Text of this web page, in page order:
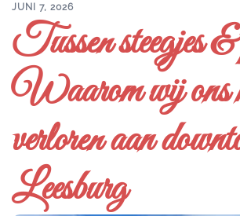
JUNI 7, 2026
Tussen steegjes
Waarom wij ons
verloren aan
Leesburg